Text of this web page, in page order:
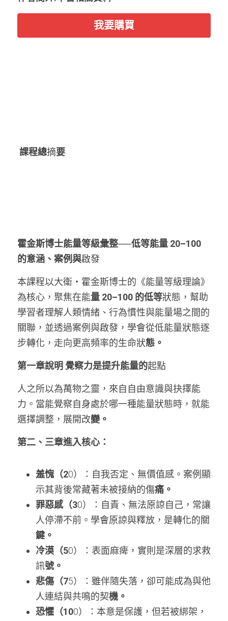
我要購買
課程總摘要
霍金斯博士能量等級彙整──低等能量 20–100
的意涵、案例與啟發
本課程以大衛・霍金斯博士的《能量等級理論》
為核心，聚焦在能量 20–100 的低等狀態，幫助
學習者理解人類情緒、行為慣性與能量場之間的
關聯，並透過案例與啟發，學會從低能量狀態逐
步轉化，走向更高頻率的生命狀態。
第一章說明 覺察力是提升能量的起點
人之所以為萬物之靈，來自自由意識與抉擇能
力。當能覺察自身處於哪一種能量狀態時，就能
選擇調整，展開改變。
第二、三章進入核心：
羞愧（20）：自我否定、無價值感。案例顯
示其背後常藏著未被接納的傷痛。
罪惡感（30）：自責、無法原諒自己，常讓
人停滯不前。學會原諒與釋放，是轉化的關
鍵。
冷漠（50）：表面麻痺，實則是深層的求救
訊號。
悲傷（75）：雖伴隨失落，卻可能成為與他
人連結與共鳴的契機。
恐懼（100）：本意是保護，但若被綁架，